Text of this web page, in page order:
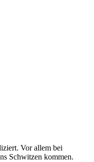
Vor allem bei
Schwitzen kommen.